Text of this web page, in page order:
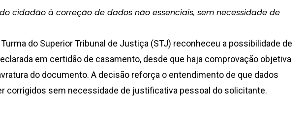
cidadão à correção de dados não essenciais, sem necessidade de
do Superior Tribunal de Justiça (STJ) reconheceu a possibilidade de
em certidão de casamento, desde que haja comprovação objetiva
do documento. A decisão reforça o entendimento de que dados
corrigidos sem necessidade de justificativa pessoal do solicitante.